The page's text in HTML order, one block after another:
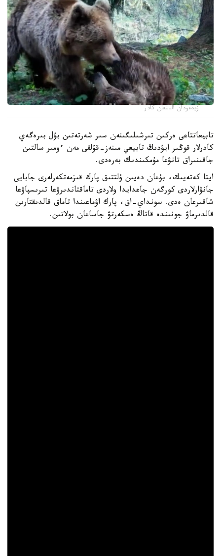
ۆيدەودان الىنعان كادر
تابيعاتتاعى ەركىن تىرشىلىگىنەن سىر شەرتەتىن بۇل بىرەگەي
كادرلار قوڭىر ايۋدىڭ تابيعي مىنەز-قۇلقى مەن ءومىر سالتىن
جاقىنىراق تانۋعا مۇمكىندىك بەرەدى.
ايتا كەتەيىك، بۇعان دەيىن ۇلتتىق پارك قىزمەتكەرلەرى جابايى
جانۋارلاردى كورگەن جاعدايدا ولاردى تاماقتاندىرۋعا تىرىسپاۋعا
شاقىرعان ەدى. سونداي-اق، پارك اۋماعىندا تاماق قالدىقتارىن
قالدىرماۋ جونىندە قاتاڭ ەسكەرتۋ جاساعان بولاتىن.